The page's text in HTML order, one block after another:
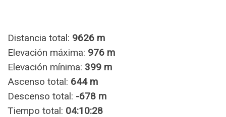
Distancia total: 9626 m
Elevación máxima: 976 m
Elevación mínima: 399 m
Ascenso total: 644 m
Descenso total: -678 m
Tiempo total: 04:10:28